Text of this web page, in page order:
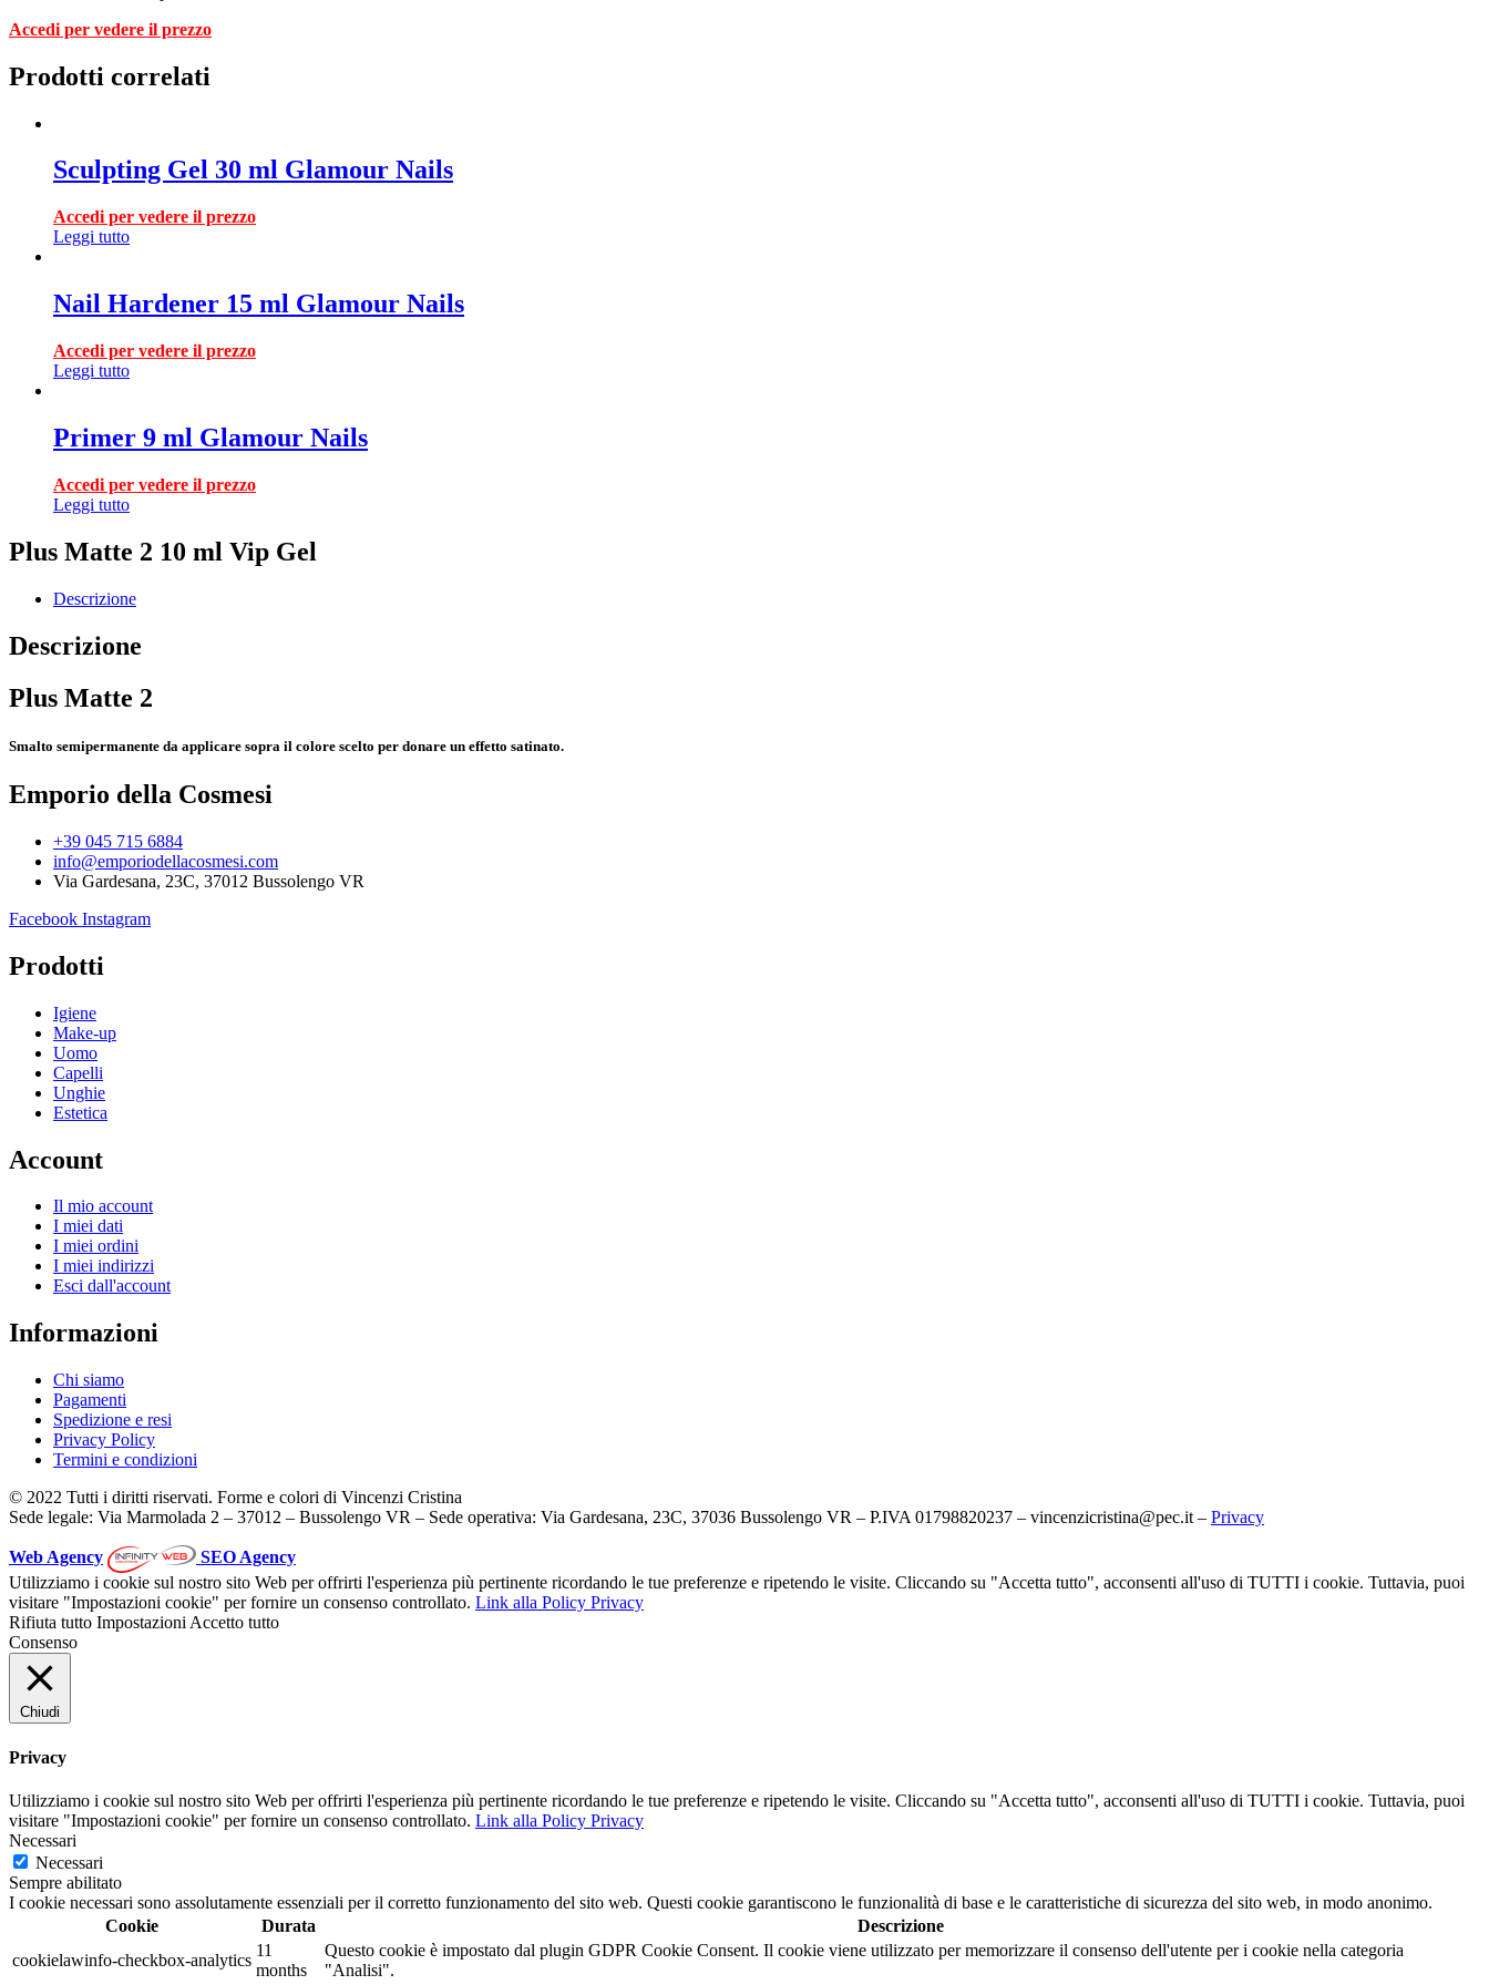
Accedi per vedere il prezzo
Prodotti correlati
Sculpting Gel 30 ml Glamour Nails
Accedi per vedere il prezzo
Leggi tutto
Nail Hardener 15 ml Glamour Nails
Accedi per vedere il prezzo
Leggi tutto
Primer 9 ml Glamour Nails
Accedi per vedere il prezzo
Leggi tutto
Plus Matte 2 10 ml Vip Gel
Descrizione
Descrizione
Plus Matte 2
Smalto semipermanente da applicare sopra il colore scelto per donare un effetto satinato.
Emporio della Cosmesi
+39 045 715 6884
info@emporiodellacosmesi.com
Via Gardesana, 23C, 37012 Bussolengo VR
Facebook Instagram
Prodotti
Igiene
Make-up
Uomo
Capelli
Unghie
Estetica
Account
Il mio account
I miei dati
I miei ordini
I miei indirizzi
Esci dall'account
Informazioni
Chi siamo
Pagamenti
Spedizione e resi
Privacy Policy
Termini e condizioni
© 2022 Tutti i diritti riservati. Forme e colori di Vincenzi Cristina
Sede legale: Via Marmolada 2 – 37012 – Bussolengo VR – Sede operativa: Via Gardesana, 23C, 37036 Bussolengo VR – P.IVA 01798820237 – vincenzicristina@pec.it – Privacy
Web Agency
SEO Agency
Utilizziamo i cookie sul nostro sito Web per offrirti l'esperienza più pertinente ricordando le tue preferenze e ripetendo le visite. Cliccando su "Accetta tutto", acconsenti all'uso di TUTTI i cookie. Tuttavia, puoi
visitare "Impostazioni cookie" per fornire un consenso controllato. Link alla Policy Privacy
Rifiuta tutto Impostazioni Accetto tutto
Consenso
Chiudi
Privacy
Utilizziamo i cookie sul nostro sito Web per offrirti l'esperienza più pertinente ricordando le tue preferenze e ripetendo le visite. Cliccando su "Accetta tutto", acconsenti all'uso di TUTTI i cookie. Tuttavia, puoi
visitare "Impostazioni cookie" per fornire un consenso controllato. Link alla Policy Privacy
Necessari
Necessari
Sempre abilitato
I cookie necessari sono assolutamente essenziali per il corretto funzionamento del sito web. Questi cookie garantiscono le funzionalità di base e le caratteristiche di sicurezza del sito web, in modo anonimo.
Cookie
Durata
Descrizione
cookielawinfo-checkbox-analytics
11
months
Questo cookie è impostato dal plugin GDPR Cookie Consent. Il cookie viene utilizzato per memorizzare il consenso dell'utente per i cookie nella categoria
"Analisi".